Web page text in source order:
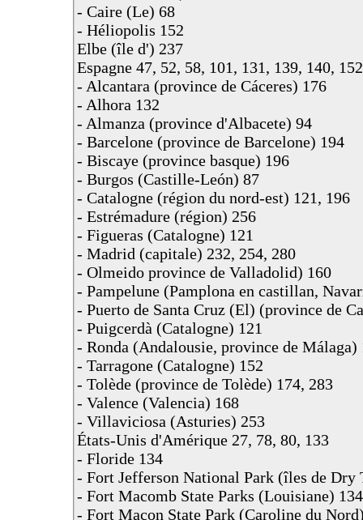
- Caire (Le) 68
- Héliopolis 152
Elbe (île d') 237
Espagne 47, 52, 58, 101, 131, 139, 140,
- Alcantara (province de Cáceres) 176
- Alhora 132
- Almanza (province d'Albacete) 94
- Barcelone (province de Barcelone) 194
- Biscaye (province basque) 196
- Burgos (Castille-León) 87
- Catalogne (région du nord-est) 121, 196
- Estrémadure (région) 256
- Figueras (Catalogne) 121
- Madrid (capitale) 232, 254, 280
- Olmeido province de Valladolid) 160
- Pampelune (Pamplona en castillan,
- Puerto de Santa Cruz (El) (province de
- Puigcerdà (Catalogne) 121
- Ronda (Andalousie, province de Málaga)
- Tarragone (Catalogne) 152
- Tolède (province de Tolède) 174, 283
- Valence (Valencia) 168
- Villaviciosa (Asturies) 253
États-Unis d'Amérique 27, 78, 80, 133
- Floride 134
- Fort Jefferson National Park (îles de Dry
- Fort Macomb State Parks (Louisiane) 134
- Fort Macon State Park (Caroline du